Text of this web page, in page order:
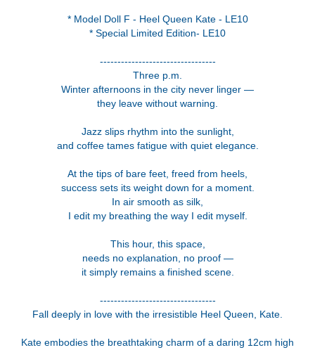
* Model Doll F - Heel Queen Kate - LE10
* Special Limited Edition- LE10
---------------------------------
Three p.m.
Winter afternoons in the city never linger —
they leave without warning.
Jazz slips rhythm into the sunlight,
and coffee tames fatigue with quiet elegance.
At the tips of bare feet, freed from heels,
success sets its weight down for a moment.
In air smooth as silk,
I edit my breathing the way I edit myself.
This hour, this space,
needs no explanation, no proof —
it simply remains a finished scene.
---------------------------------
Fall deeply in love with the irresistible Heel Queen, Kate.
Kate embodies the breathtaking charm of a daring 12cm high